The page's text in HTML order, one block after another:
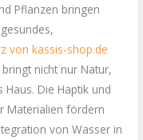
Pflanzen bringen
von kassis-shop.de
nicht nur Natur,
Die Haptik und
Materialien fördern
von Wasser in